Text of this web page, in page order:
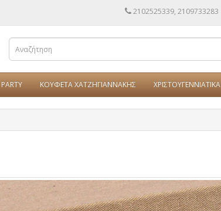
2102525339, 2109733283
PARTY ΚΟΥΦΕΤΑ ΧΑΤΖΗΓΙΑΝΝΑΚΗΣ ΧΡΙΣΤΟΥΓΕΝΝΙΑΤΙΚΑ